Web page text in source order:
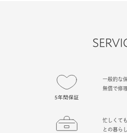
一般的な
無償で修
忙しくて
との暮ら